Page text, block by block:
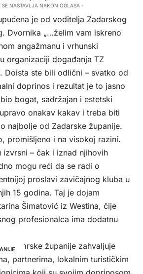
SE NASTAVLJA NAKON OGLASA -
je od voditelja Zadarskog
Dvornika „…želim vam iskreno
angažmanu i vrhunski
organizaciji događanja TZ
Doista ste bili odlični – svatko od
doprinos i rezultat je to jasno
bogat, sadržajan i estetski
onakav kakav i treba biti
najbolje od Zadarske županije.
promišljeno i na visokoj razini.
izvrsni – čak i iznad njihovih
mogu reći da se radi o
proslavi zavičajnog kluba u
15 godina. Taj je dojam
Šimatović iz Westina, čije
profesionalca ima dodatnu
Zadarske županije zahvaljuje
partnerima, lokalnim turističkim